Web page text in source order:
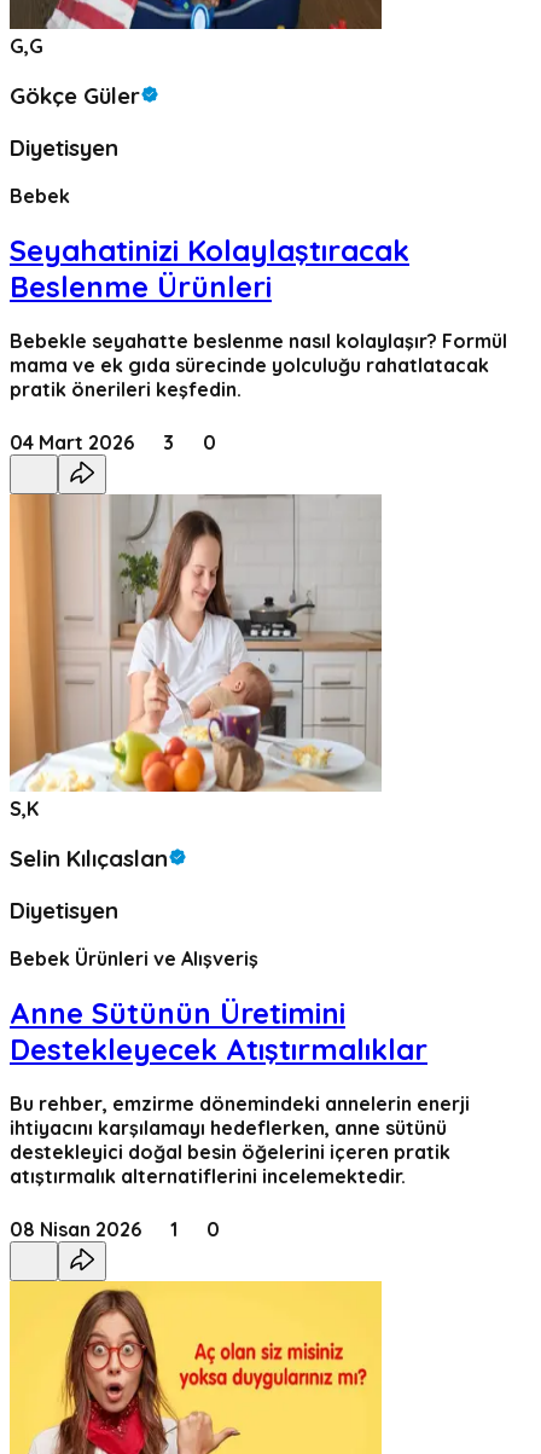
G,G
Gökçe Güler
Diyetisyen
Bebek
Seyahatinizi Kolaylaştıracak
Beslenme Ürünleri
Bebekle seyahatte beslenme nasıl kolaylaşır? Formül
mama ve ek gıda sürecinde yolculuğu rahatlatacak
pratik önerileri keşfedin.
04 Mart 2026 3 0
S,K
Selin Kılıçaslan
Diyetisyen
Bebek Ürünleri ve Alışveriş
Anne Sütünün Üretimini
Destekleyecek Atıştırmalıklar
Bu rehber, emzirme dönemindeki annelerin enerji
ihtiyacını karşılamayı hedeflerken, anne sütünü
destekleyici doğal besin öğelerini içeren pratik
atıştırmalık alternatiflerini incelemektedir.
08 Nisan 2026 1 0